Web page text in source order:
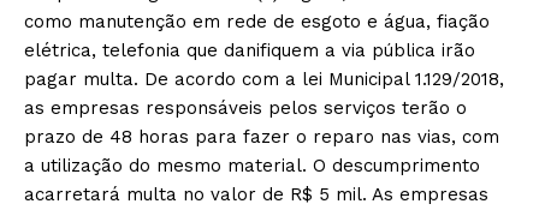
como manutenção em rede de esgoto e água, fiação
elétrica, telefonia que danifiquem a via pública irão
pagar multa. De acordo com a lei Municipal 1.129/2018,
as empresas responsáveis pelos serviços terão o
prazo de 48 horas para fazer o reparo nas vias, com
a utilização do mesmo material. O descumprimento
acarretará multa no valor de R$ 5 mil. As empresas